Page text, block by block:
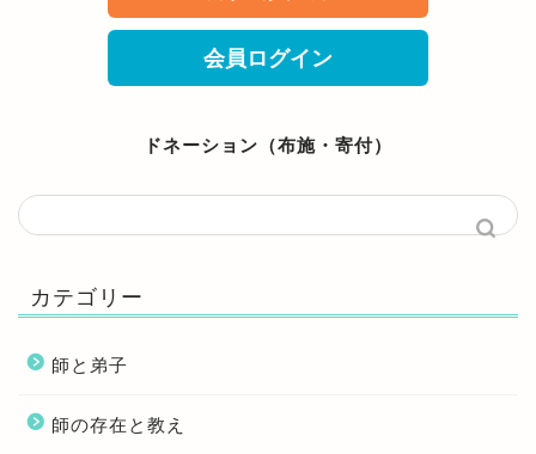
会員ログイン
ドネーション（布施・寄付）
カテゴリー
師と弟子
師の存在と教え